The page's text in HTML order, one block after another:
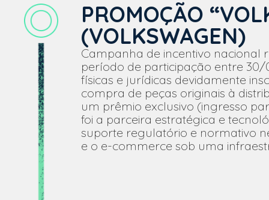
PROMOÇÃO
(VOLKSWAGEN)
Campanha de incentivo
período de participação entre
físicas e jurídicas devidamente
compra de peças originais à
um prêmio exclusivo (ingresso
foi a parceira estratégica e
suporte regulatório e normativo
e o e-commerce sob uma